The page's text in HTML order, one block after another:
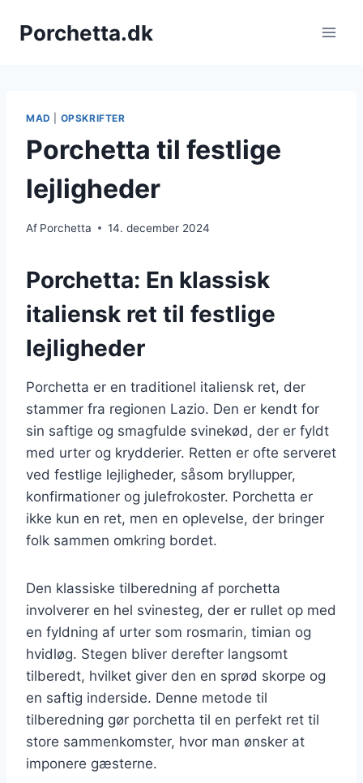
Porchetta.dk
MAD OPSKRIFTER
Porchetta til festlige
lejligheder
Af Porchetta 14. december 2024
Porchetta: En klassisk
italiensk ret til festlige
lejligheder
Porchetta er en traditionel italiensk ret, der
stammer fra regionen Lazio. Den er kendt for
sin saftige og smagfulde svinekød, der er fyldt
med urter og krydderier. Retten er ofte serveret
ved festlige lejligheder, såsom bryllupper,
konfirmationer og julefrokoster. Porchetta er
ikke kun en ret, men en oplevelse, der bringer
folk sammen omkring bordet.
Den klassiske tilberedning af porchetta
involverer en hel svinesteg, der er rullet op med
en fyldning af urter som rosmarin, timian og
hvidløg. Stegen bliver derefter langsomt
tilberedt, hvilket giver den en sprød skorpe og
en saftig inderside. Denne metode til
tilberedning gør porchetta til en perfekt ret til
store sammenkomster, hvor man ønsker at
imponere gæsterne.